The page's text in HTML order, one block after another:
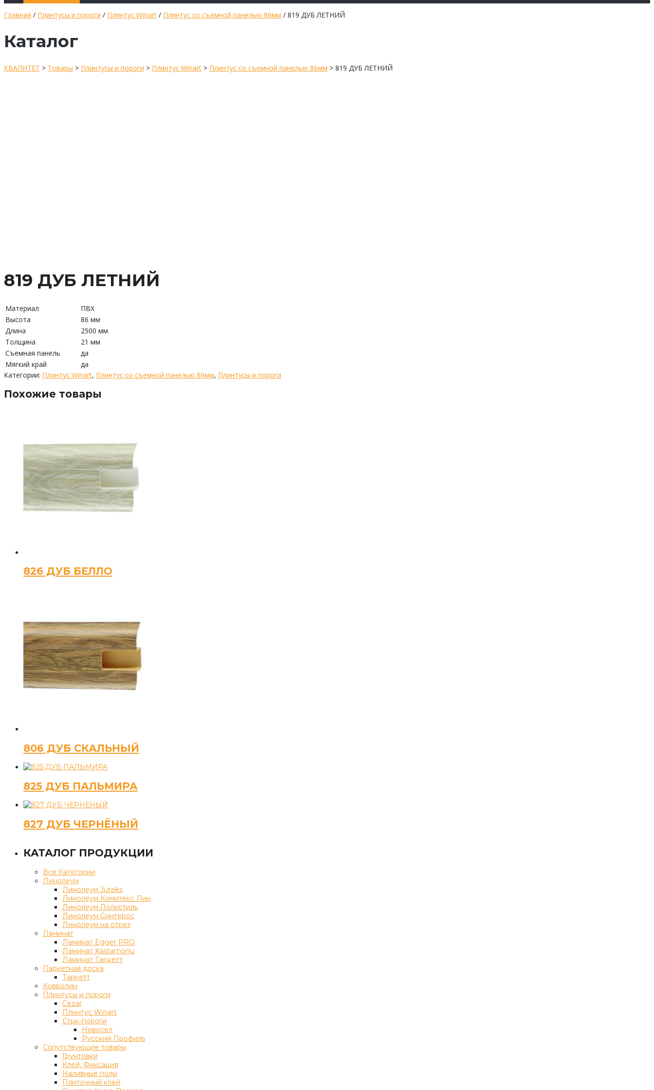
Главная / Плинтусы и пороги / Плинтус Winart / Плинтус со съемной панелью 86мм / 819 ДУБ ЛЕТНИЙ
Каталог
КВАЛИТЕТ > Товары > Плинтусы и пороги > Плинтус Winart > Плинтус со съемной панелью 86мм > 819 ДУБ ЛЕТНИЙ
819 ДУБ ЛЕТНИЙ
Материал
ПВХ
Высота
86 мм
Длина
2500 мм
Толщина
21 мм
Съемная панель
да
Мягкий край
да
Категории: Плинтус Winart, Плинтус со съемной панелью 86мм, Плинтусы и пороги
Похожие товары
826 ДУБ БЕЛЛО
806 ДУБ СКАЛЬНЫЙ
825 ДУБ ПАЛЬМИРА
827 ДУБ ЧЕРНЁНЫЙ
КАТАЛОГ ПРОДУКЦИИ
Все Категории
Линолеум
Линолеум Juteks
Линолеум Комитекс Лин
Линолеум Полистиль
Линолеум Синтерос
Линолеум на отрез
Ламинат
Ламинат Egger PRO
Ламинат Kastamonu
Ламинат Таркетт
Паркетная доска
Таркетт
Ковролин
Плинтусы и пороги
Cezar
Плинтус Winart
Стык-пороги
Новосел
Русский Профиль
Сопутствующие товары
Грунтовки
Клей, Фиксация
Наливные полы
Плиточный клей